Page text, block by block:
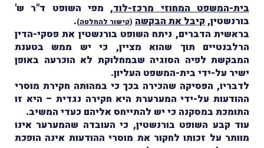
בית-המשפט המחוזי מרכז-לוד, מפי השופט ד"ר ש'
בורנשטין,קיבל את הבקשה (קישור להחלטה)
.
בראשית הדברים, ניתח השופט בורנשטין את פסקי-הדין
הרלבנטיים תוך שהוא מציין, כי יש ממש בטענת
המבקשת לפיה הסוגיה שבמחלוקת לא הוכרעה באופן
ישיר על-ידי בית-המשפט העליון.
לדבריו, הפּסיקה שהכירה בכך כי במהותה חקירת מוסרי
ההודעות על-ידי המערערת היא חקירה נגדית – היא זו
התומכת במסקנה כי יש להתייחס אליהם כעדי המשיב.
עוד קבע השופט בורנשטין, כי העובדה שהמערער אינו
מוותר על זכותו לחקור את מוסרי ההודעות אינה הופכת